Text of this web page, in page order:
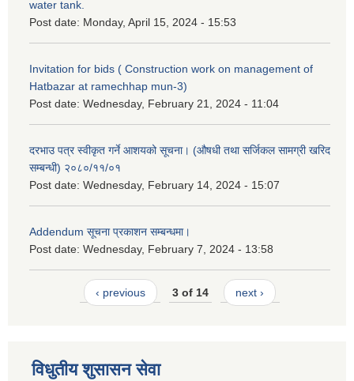
water tank.
Post date: Monday, April 15, 2024 - 15:53
Invitation for bids ( Construction work on management of
Hatbazar at ramechhap mun-3)
Post date: Wednesday, February 21, 2024 - 11:04
दरभाउ पत्र स्वीकृत गर्ने आशयको सूचना। (औषधी तथा सर्जिकल सामग्री खरिद
सम्बन्धी) २०८०/११/०१
Post date: Wednesday, February 14, 2024 - 15:07
Addendum सूचना प्रकाशन सम्बन्धमा।
Post date: Wednesday, February 7, 2024 - 13:58
‹ previous 3 of 14 next ›
विधुतीय शुसासन सेवा